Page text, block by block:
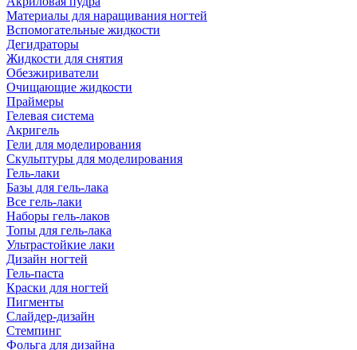
Материалы для наращивания ногтей
Вспомогательные жидкости
Дегидраторы
Жидкости для снятия
Обезжириватели
Очищающие жидкости
Праймеры
Гелевая система
Акригель
Гели для моделирования
Скульптуры для моделирования
Гель-лаки
Базы для гель-лака
Все гель-лаки
Наборы гель-лаков
Топы для гель-лака
Ультрастойкие лаки
Дизайн ногтей
Гель-паста
Краски для ногтей
Пигменты
Слайдер-дизайн
Стемпинг
Фольга для дизайна